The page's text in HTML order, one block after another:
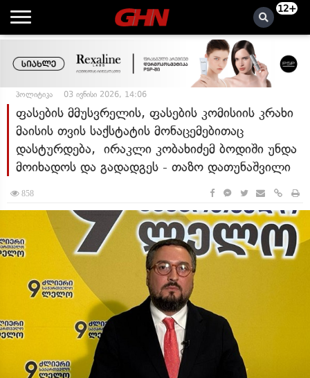
12+
პოლიტიკა 03 ივნისი 2026, 14:06
ფასების მმუსვრელის, ფასების კომისიის კრახი
მაისის თვის საქსტატის მონაცემებითაც
დასტურდება, ირაკლი კობახიძემ ბოდიში უნდა
მოიხადოს და გადადგეს - თაზო დათუნაშვილი
858